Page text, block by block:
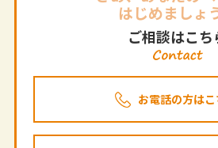
はじめましょ
ご相談はこち
お電話の方はこ